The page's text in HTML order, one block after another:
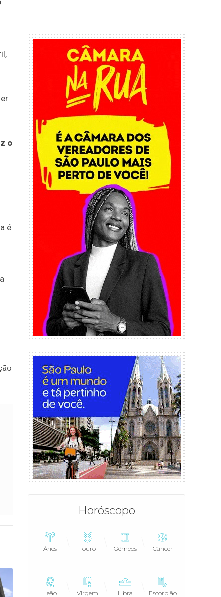
o
é
Horóscopo
Áries Touro Gêmeos Câncer
Leão Virgem Libra Escorpião